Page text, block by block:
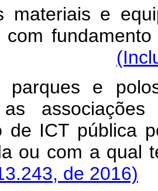
e
com
e
as
de ICT pública
ou com
de 2016)